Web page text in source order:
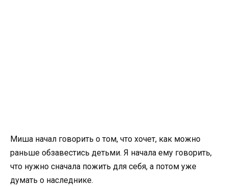
Миша начал говорить о том, что хочет, как можно
раньше обзавестись детьми. Я начала ему говорить,
что нужно сначала пожить для себя, а потом уже
думать о наследнике.